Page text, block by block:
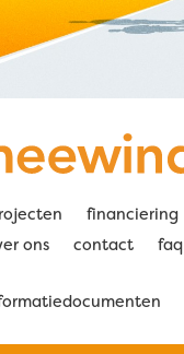
financiering
ons
contact faq